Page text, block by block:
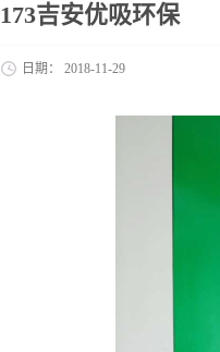
173吉安优吸环保
日期： 2018-11-29